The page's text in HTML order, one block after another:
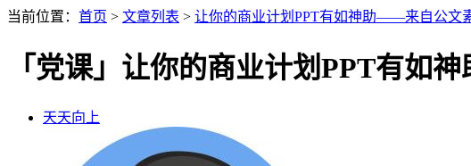
当前位置： 首页 > 文章列表 > 让你的商业计划PPT有如神助——来自公文
「党课」让你的商业计划PPT有如
天天向上